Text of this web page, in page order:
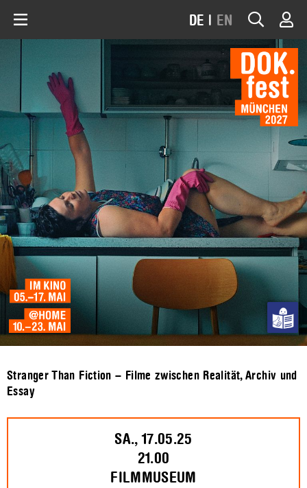
DE | EN
Stranger Than Fiction – Filme zwischen Realität, Archiv und
Essay
SA., 17.05.25
21.00
FILMMUSEUM